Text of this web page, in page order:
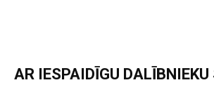
AR IESPAIDĪGU